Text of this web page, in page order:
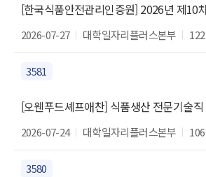
2026-07-27 대학일자리플러스본부 122
3581
[오웬푸드셰프애찬] 식품생산 전문기술
2026-07-24 대학일자리플러스본부 106
3580